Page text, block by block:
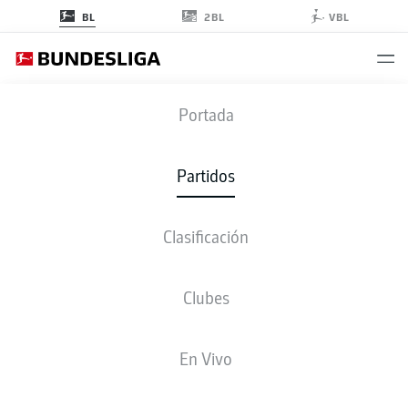
BL 2BL VBL
Portada
Partidos
Clasificación
Clubes
En Vivo
FCB - SGE
1 1
ALINEACIONES ESTADÍSTICAS